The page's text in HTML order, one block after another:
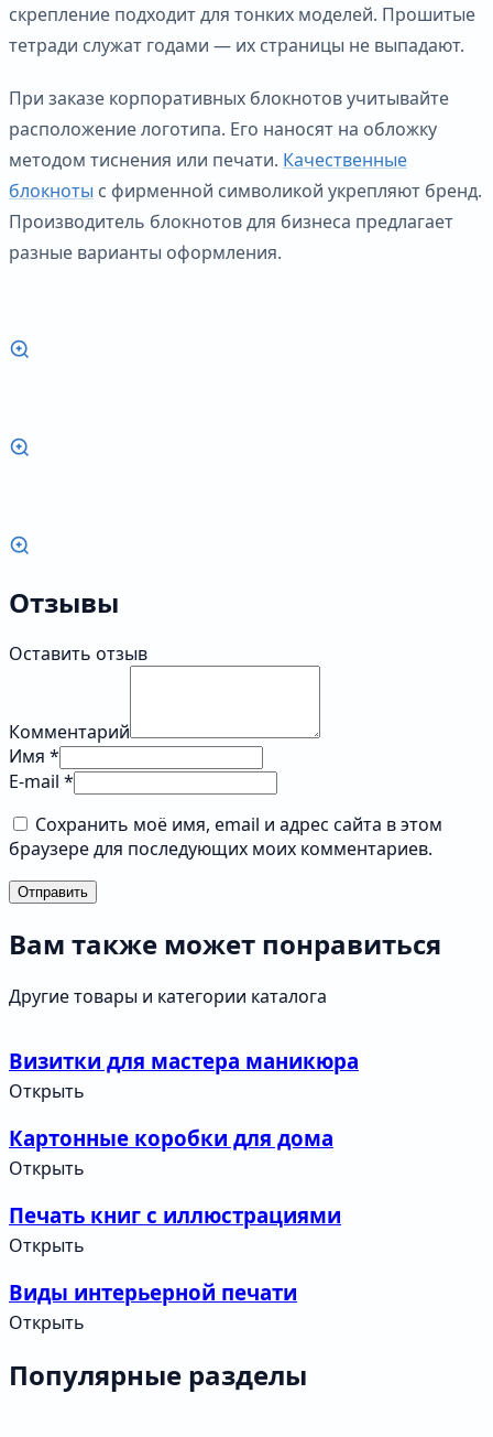
скрепление подходит для тонких моделей. Прошитые
тетради служат годами — их страницы не выпадают.
При заказе корпоративных блокнотов учитывайте
расположение логотипа. Его наносят на обложку
методом тиснения или печати. Качественные
блокноты с фирменной символикой укрепляют бренд.
Производитель блокнотов для бизнеса предлагает
разные варианты оформления.
Отзывы
Оставить отзыв
Комментарий
Имя *
E-mail *
Сохранить моё имя, email и адрес сайта в этом
браузере для последующих моих комментариев.
Отправить
Вам также может понравиться
Другие товары и категории каталога
Визитки для мастера маникюра
Открыть
Картонные коробки для дома
Открыть
Печать книг с иллюстрациями
Открыть
Виды интерьерной печати
Открыть
Популярные разделы